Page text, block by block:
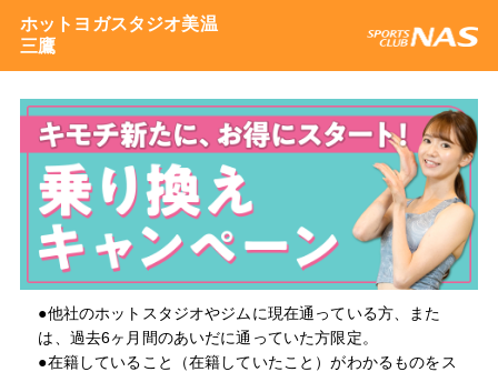
ホットヨガスタジオ美温
三鷹
●他社のホットスタジオやジムに現在通っている方、また
は、過去6ヶ月間のあいだに通っていた方限定。
●在籍していること（在籍していたこと）がわかるものをス